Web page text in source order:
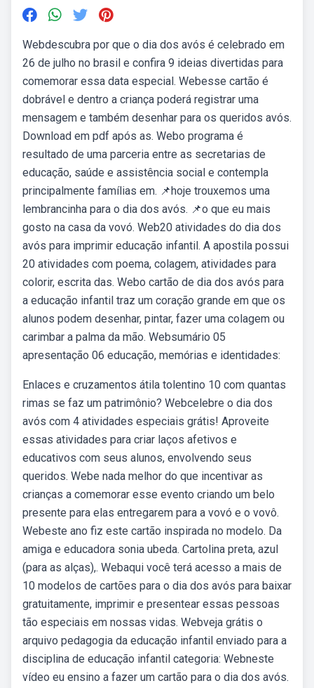
Webdescubra por que o dia dos avós é celebrado em
26 de julho no brasil e confira 9 ideias divertidas para
comemorar essa data especial. Webesse cartão é
dobrável e dentro a criança poderá registrar uma
mensagem e também desenhar para os queridos avós.
Download em pdf após as. Webo programa é
resultado de uma parceria entre as secretarias de
educação, saúde e assistência social e contempla
principalmente famílias em. 📌hoje trouxemos uma
lembrancinha para o dia dos avós. 📌o que eu mais
gosto na casa da vovó. Web20 atividades do dia dos
avós para imprimir educação infantil. A apostila possui
20 atividades com poema, colagem, atividades para
colorir, escrita das. Webo cartão de dia dos avós para
a educação infantil traz um coração grande em que os
alunos podem desenhar, pintar, fazer uma colagem ou
carimbar a palma da mão. Websumário 05
apresentação 06 educação, memórias e identidades:
Enlaces e cruzamentos átila tolentino 10 com quantas
rimas se faz um patrimônio? Webcelebre o dia dos
avós com 4 atividades especiais grátis! Aproveite
essas atividades para criar laços afetivos e
educativos com seus alunos, envolvendo seus
queridos. Webe nada melhor do que incentivar as
crianças a comemorar esse evento criando um belo
presente para elas entregarem para a vovó e o vovô.
Webeste ano fiz este cartão inspirada no modelo. Da
amiga e educadora sonia ubeda. Cartolina preta, azul
(para as alças),. Webaqui você terá acesso a mais de
10 modelos de cartões para o dia dos avós para baixar
gratuitamente, imprimir e presentear essas pessoas
tão especiais em nossas vidas. Webveja grátis o
arquivo pedagogia da educação infantil enviado para a
disciplina de educação infantil categoria: Webneste
vídeo eu ensino a fazer um cartão para o dia dos avós.